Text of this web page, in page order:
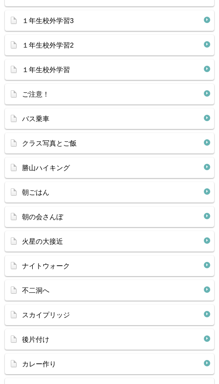
１年生校外学習3
１年生校外学習2
１年生校外学習
ご注意！
バス乗車
クラス写真とご飯
勝山ハイキング
朝ごはん
朝の会さんぼ
火星の大接近
ナイトウォーク
不二洞へ
スカイプリッジ
後片付け
カレー作り